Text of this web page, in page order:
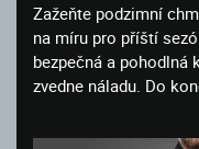
Zažeňte podzimní
na míru pro příští
bezpečná a pohodlná
zvedne náladu. Do